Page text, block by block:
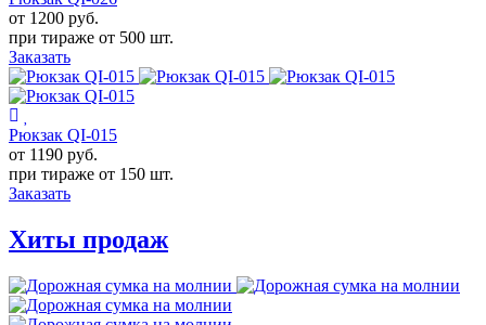
от 1200 руб.
при тираже от 500 шт.
Заказать
Рюкзак QI-015
от 1190 руб.
при тираже от 150 шт.
Заказать
Хиты продаж